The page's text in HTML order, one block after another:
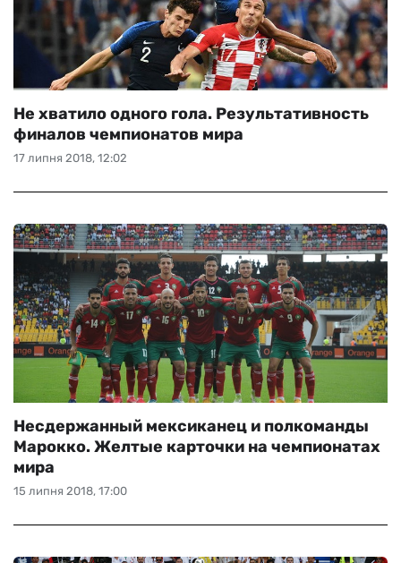
17 липня 2018, 12:02
Не хватило одного гола. Результативность
финалов чемпионатов мира
15 липня 2018, 17:00
Несдержанный мексиканец и полкоманды
Марокко. Желтые карточки на чемпионатах
мира